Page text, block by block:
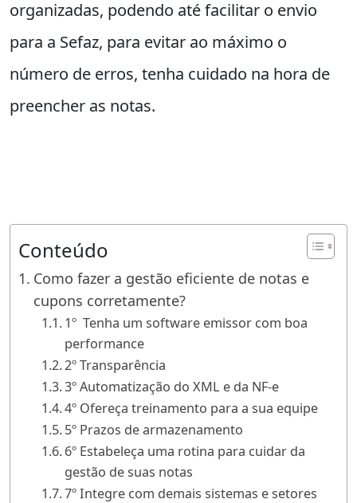
organizadas, podendo até facilitar o envio
para a Sefaz, para evitar ao máximo o
número de erros, tenha cuidado na hora de
preencher as notas.
Conteúdo
Como fazer a gestão eficiente de notas e
cupons corretamente?
1º Tenha um software emissor com boa
performance
2º Transparência
3º Automatização do XML e da NF-e
4º Ofereça treinamento para a sua equipe
5º Prazos de armazenamento
6º Estabeleça uma rotina para cuidar da
gestão de suas notas
7º Integre com demais sistemas e setores